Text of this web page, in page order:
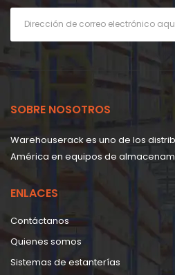
SOBRE NOSOTROS
Warehouserack es uno de los
América en equipos de
ENLACES
Contáctanos
Quienes somos
Sistemas de estanterías